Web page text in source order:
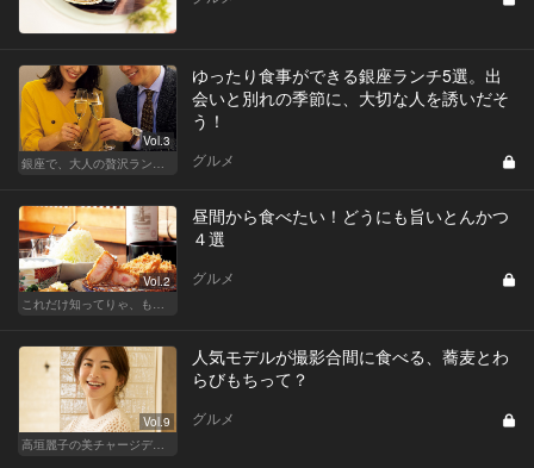
Vol.3
銀座で、大人の贅沢ランチを楽しもう
ゆったり食事ができる銀座ランチ5選。出
会いと別れの季節に、大切な人を誘いだそ
う！
グルメ
Vol.2
これだけ知ってりゃ、もはや『通』！ 東カレ厳選とんかつ特集
昼間から食べたい！どうにも旨いとんかつ
４選
グルメ
Vol.9
高垣麗子の美チャージディナー
人気モデルが撮影合間に食べる、蕎麦とわ
らびもちって？
グルメ